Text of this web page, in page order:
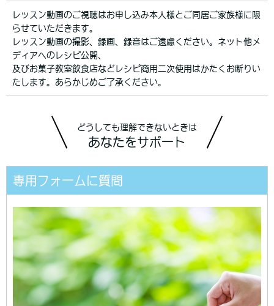
レッスン動画のご視聴はお申し込み本人様とご同居ご家族様に限
らせていただきます。
レッスン動画の撮影、録画、録音はご遠慮ください。ネット他メ
ディアへのレシピ公開、
及びお菓子教室飲食店などレシピ商用二次使用はかたくお断りい
たします。あらかじめご了承ください。
どうしても理解できないときは
あなたをサポート
専用フォームに質問